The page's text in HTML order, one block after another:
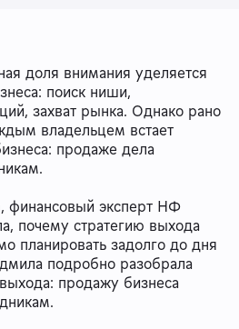
доля внимания уделяется
поиск ниши,
захват рынка. Однако рано
владельцем встает
продаже дела
, финансовый эксперт НФ
почему стратегию выхода
планировать задолго до дня
подробно разобрала
продажу бизнеса